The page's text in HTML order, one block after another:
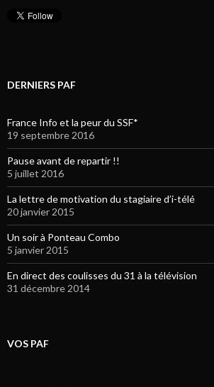
DERNIERS PAF
France Info et la peur du SSF*
19 septembre 2016
Pause avant de repartir !!
5 juillet 2016
La lettre de motivation du stagiaire d’i-télé
20 janvier 2015
Un soir à Ponteau Combo
5 janvier 2015
En direct des coulisses du 31 à la télévision
31 décembre 2014
VOS PAF